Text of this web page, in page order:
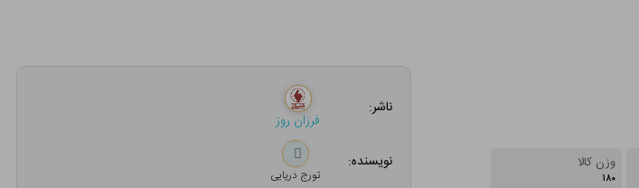
وزن کالا
۱۸۰
ناشر:
فرزان روز
نویسنده:
تورج دریایی